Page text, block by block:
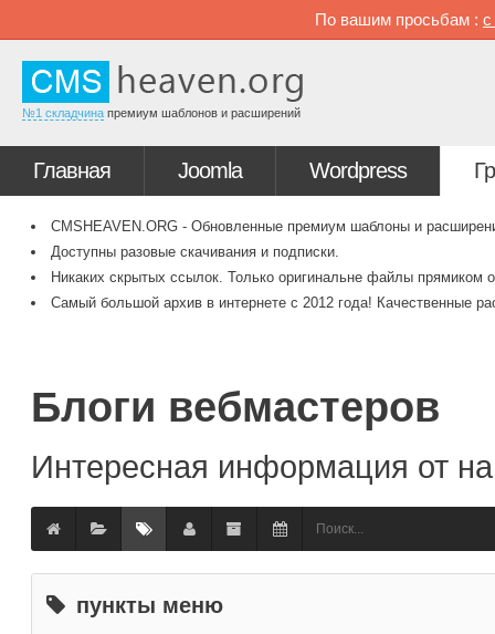
По вашим просьбам : с
№1 складчина премиум шаблонов и расширений
Главная Joomla Wordpress
CMSHEAVEN.ORG - Обновленные премиум шаблоны и
Доступны разовые скачивания и подписки.
Никаких скрытых ссылок. Только оригинальне файлы прямиком
Самый большой архив в интернете с 2012 года! Качественные
Блоги вебмастеров
Интересная информация от
пункты меню